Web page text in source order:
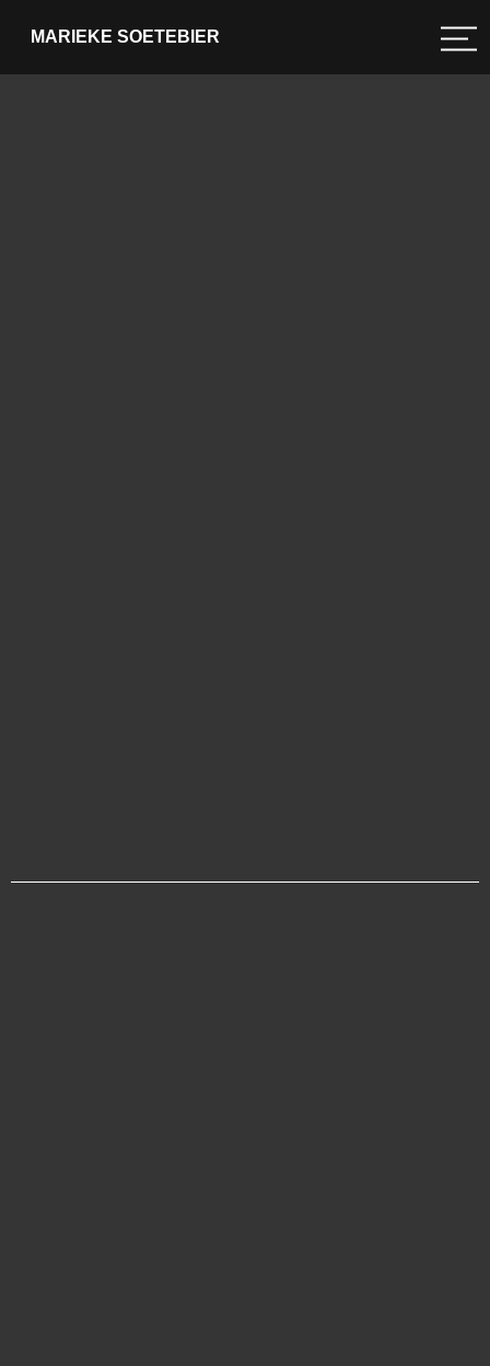
MARIEKE SOETEBIER